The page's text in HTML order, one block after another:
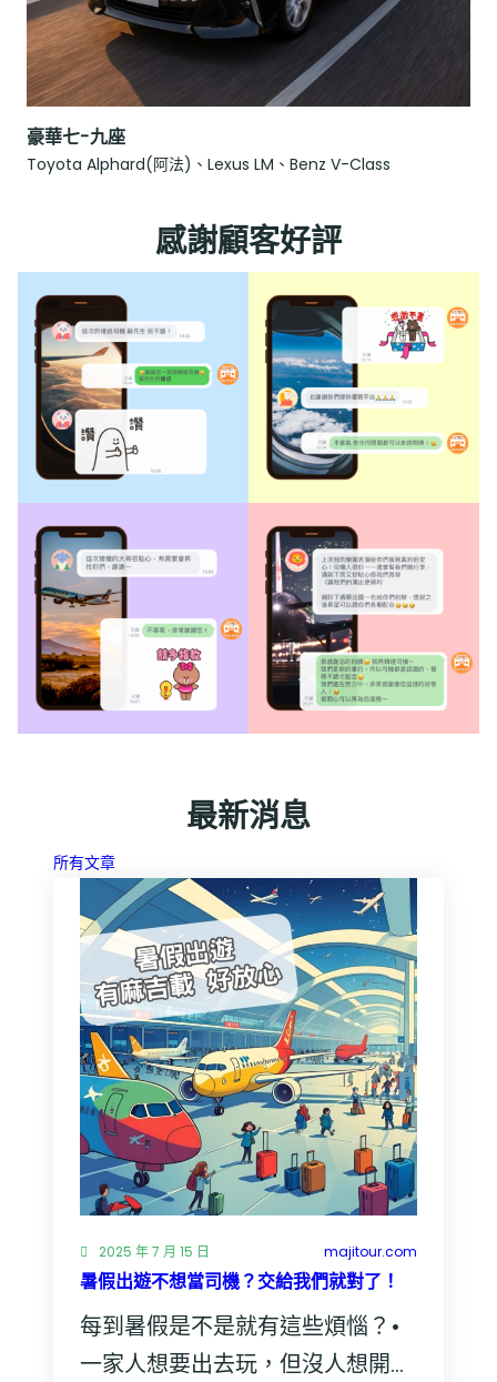
豪華七-九座
Toyota Alphard(阿法)、Lexus LM、Benz V-Class
感謝顧客好評
最新消息
所有文章:
Home
2025 年 7 月 15 日 majitour.com
暑假出遊不想當司機？交給我們就對了！
每到暑假是不是就有這些煩惱？•
一家人想要出去玩，但沒人想開